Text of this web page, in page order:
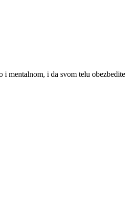
i mentalnom, i da svom telu obezbedite